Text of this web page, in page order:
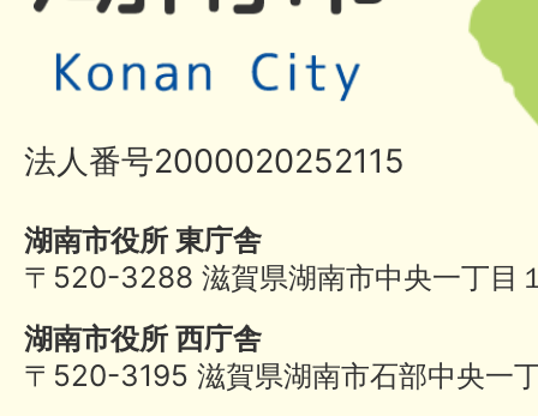
法人番号2000020252115
湖南市役所 東庁舎
〒520-3288 滋賀県湖南市中央一丁目
湖南市役所 西庁舎
〒520-3195 滋賀県湖南市石部中央一